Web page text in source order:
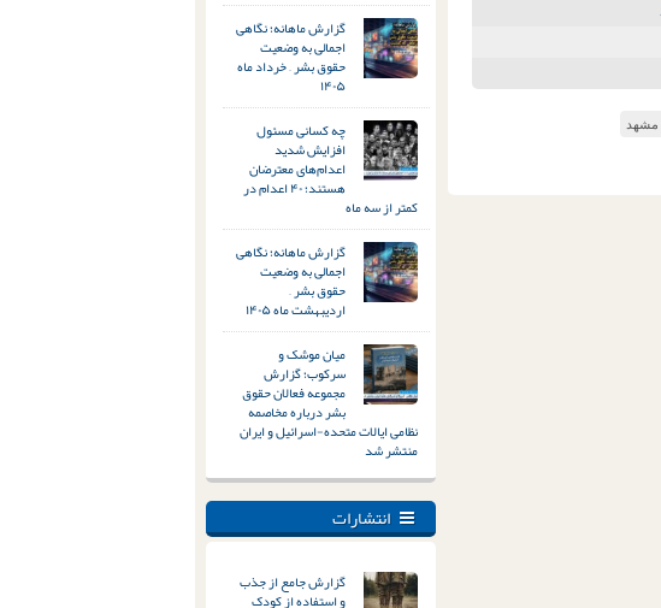
گزارش ماهانه؛ نگاهی
اجمالی به وضعیت
حقوق بشر – خرداد ماه
۱۴۰۵
چه کسانی مسئول
افزایش شدید
اعدام‌های معترضان
هستند؛ ۴۰ اعدام در
کمتر از سه ماه
گزارش ماهانه؛ نگاهی
اجمالی به وضعیت
حقوق بشر –
اردیبهشت ماه ۱۴۰۵
میان موشک و
سرکوب؛ گزارش
مجموعه فعالان حقوق
بشر درباره مخاصمه
نظامی ایالات متحده-اسرائیل و ایران
منتشر شد
انتشارات
گزارش جامع از جذب
و استفاده از کودک
مشهد